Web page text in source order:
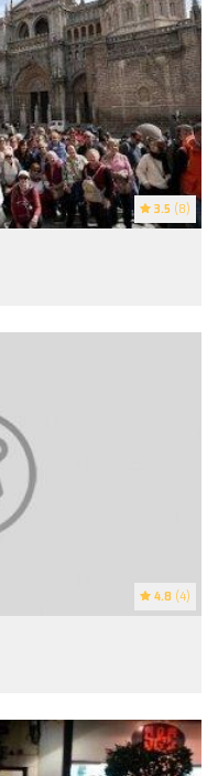
3.5 (8)
4.8 (4)